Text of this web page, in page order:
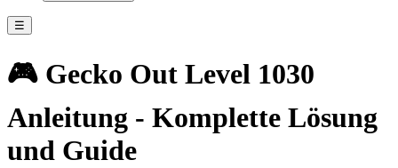
☰
🎮 Gecko Out Level 1030
Anleitung - Komplette Lösung
und Guide